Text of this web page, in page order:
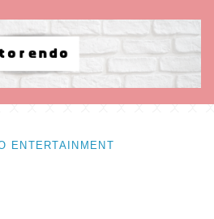
ENTERTAINMENT